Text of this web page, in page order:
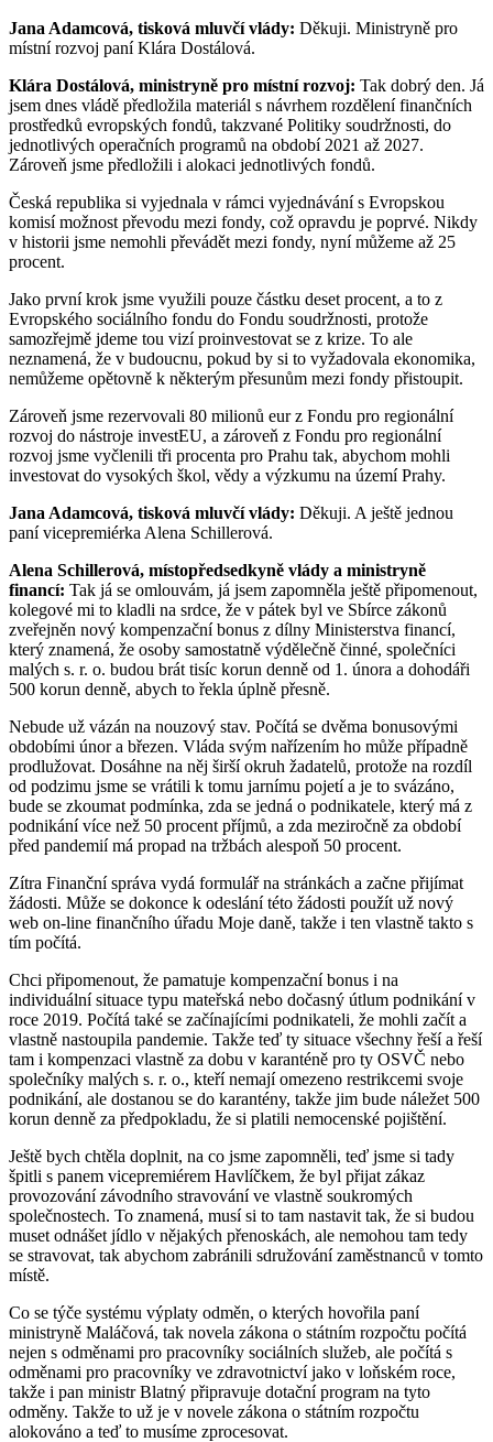
Jana Adamcová, tisková mluvčí vlády: Děkuji. Ministryně pro
místní rozvoj paní Klára Dostálová.
Klára Dostálová, ministryně pro místní rozvoj: Tak dobrý den. Já
jsem dnes vládě předložila materiál s návrhem rozdělení finančních
prostředků evropských fondů, takzvané Politiky soudržnosti, do
jednotlivých operačních programů na období 2021 až 2027.
Zároveň jsme předložili i alokaci jednotlivých fondů.
Česká republika si vyjednala v rámci vyjednávání s Evropskou
komisí možnost převodu mezi fondy, což opravdu je poprvé. Nikdy
v historii jsme nemohli převádět mezi fondy, nyní můžeme až 25
procent.
Jako první krok jsme využili pouze částku deset procent, a to z
Evropského sociálního fondu do Fondu soudržnosti, protože
samozřejmě jdeme tou vizí proinvestovat se z krize. To ale
neznamená, že v budoucnu, pokud by si to vyžadovala ekonomika,
nemůžeme opětovně k některým přesunům mezi fondy přistoupit.
Zároveň jsme rezervovali 80 milionů eur z Fondu pro regionální
rozvoj do nástroje investEU, a zároveň z Fondu pro regionální
rozvoj jsme vyčlenili tři procenta pro Prahu tak, abychom mohli
investovat do vysokých škol, vědy a výzkumu na území Prahy.
Jana Adamcová, tisková mluvčí vlády: Děkuji. A ještě jednou
paní vicepremiérka Alena Schillerová.
Alena Schillerová, místopředsedkyně vlády a ministryně
financí: Tak já se omlouvám, já jsem zapomněla ještě připomenout,
kolegové mi to kladli na srdce, že v pátek byl ve Sbírce zákonů
zveřejněn nový kompenzační bonus z dílny Ministerstva financí,
který znamená, že osoby samostatně výdělečně činné, společníci
malých s. r. o. budou brát tisíc korun denně od 1. února a dohodáři
500 korun denně, abych to řekla úplně přesně.
Nebude už vázán na nouzový stav. Počítá se dvěma bonusovými
obdobími únor a březen. Vláda svým nařízením ho může případně
prodlužovat. Dosáhne na něj širší okruh žadatelů, protože na rozdíl
od podzimu jsme se vrátili k tomu jarnímu pojetí a je to svázáno,
bude se zkoumat podmínka, zda se jedná o podnikatele, který má z
podnikání více než 50 procent příjmů, a zda meziročně za období
před pandemií má propad na tržbách alespoň 50 procent.
Zítra Finanční správa vydá formulář na stránkách a začne přijímat
žádosti. Může se dokonce k odeslání této žádosti použít už nový
web on-line finančního úřadu Moje daně, takže i ten vlastně takto s
tím počítá.
Chci připomenout, že pamatuje kompenzační bonus i na
individuální situace typu mateřská nebo dočasný útlum podnikání v
roce 2019. Počítá také se začínajícími podnikateli, že mohli začít a
vlastně nastoupila pandemie. Takže teď ty situace všechny řeší a řeší
tam i kompenzaci vlastně za dobu v karanténě pro ty OSVČ nebo
společníky malých s. r. o., kteří nemají omezeno restrikcemi svoje
podnikání, ale dostanou se do karantény, takže jim bude náležet 500
korun denně za předpokladu, že si platili nemocenské pojištění.
Ještě bych chtěla doplnit, na co jsme zapomněli, teď jsme si tady
špitli s panem vicepremiérem Havlíčkem, že byl přijat zákaz
provozování závodního stravování ve vlastně soukromých
společnostech. To znamená, musí si to tam nastavit tak, že si budou
muset odnášet jídlo v nějakých přenoskách, ale nemohou tam tedy
se stravovat, tak abychom zabránili sdružování zaměstnanců v tomto
místě.
Co se týče systému výplaty odměn, o kterých hovořila paní
ministryně Maláčová, tak novela zákona o státním rozpočtu počítá
nejen s odměnami pro pracovníky sociálních služeb, ale počítá s
odměnami pro pracovníky ve zdravotnictví jako v loňském roce,
takže i pan ministr Blatný připravuje dotační program na tyto
odměny. Takže to už je v novele zákona o státním rozpočtu
alokováno a teď to musíme zprocesovat.